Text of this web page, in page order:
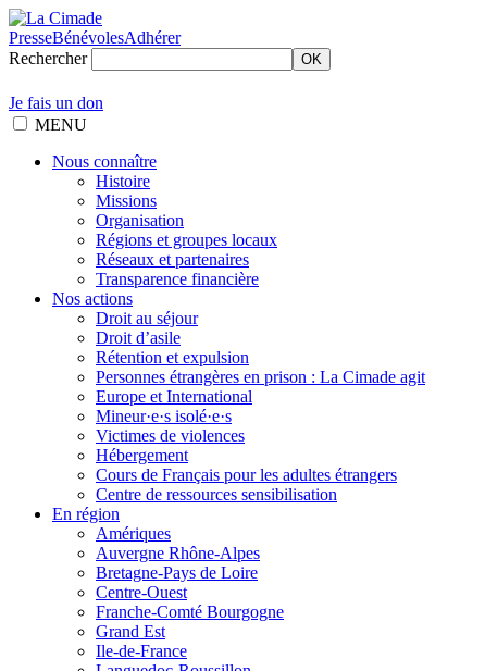
PresseBénévolesAdhérer
Rechercher
OK
Je fais un don
MENU
Nous connaître
Histoire
Missions
Organisation
Régions et groupes locaux
Réseaux et partenaires
Transparence financière
Nos actions
Droit au séjour
Droit d’asile
Rétention et expulsion
Personnes étrangères en prison : La Cimade agit
Europe et International
Mineur·e·s isolé·e·s
Victimes de violences
Hébergement
Cours de Français pour les adultes étrangers
Centre de ressources sensibilisation
En région
Amériques
Auvergne Rhône-Alpes
Bretagne-Pays de Loire
Centre-Ouest
Franche-Comté Bourgogne
Grand Est
Ile-de-France